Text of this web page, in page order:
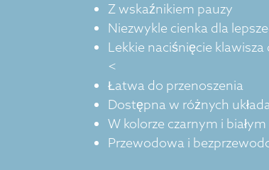
Z wskaźnikiem pauzy
Niezwykle cienka dla
Lekkie naciśnięcie
<
Łatwa do przenoszenia
Dostępna w różnych
W kolorze czarnym i białym
Przewodowa i